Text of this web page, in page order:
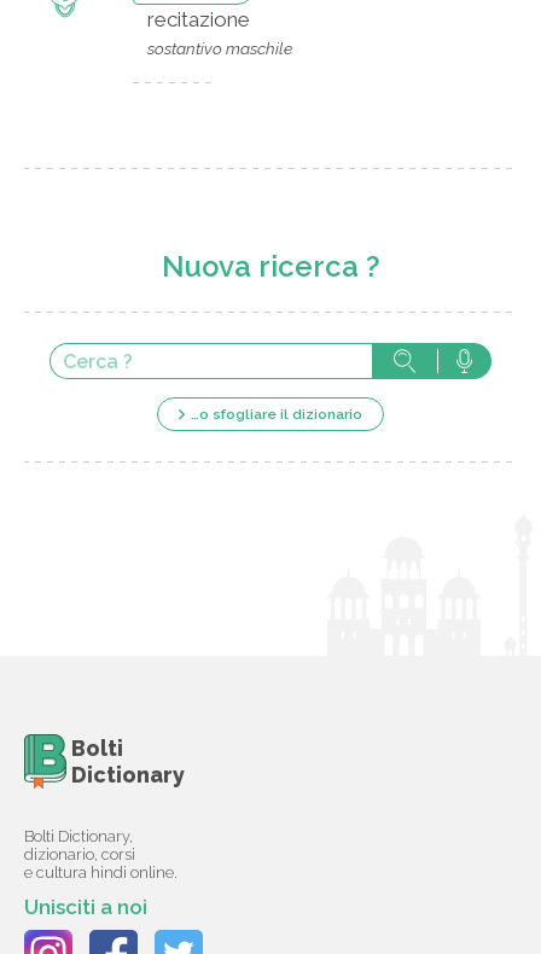
recitazione
sostantivo maschile
Nuova ricerca ?
…o sfogliare il dizionario
Bolti
Dictionary
Bolti Dictionary,
dizionario, corsi
e cultura hindi online.
Unisciti a noi